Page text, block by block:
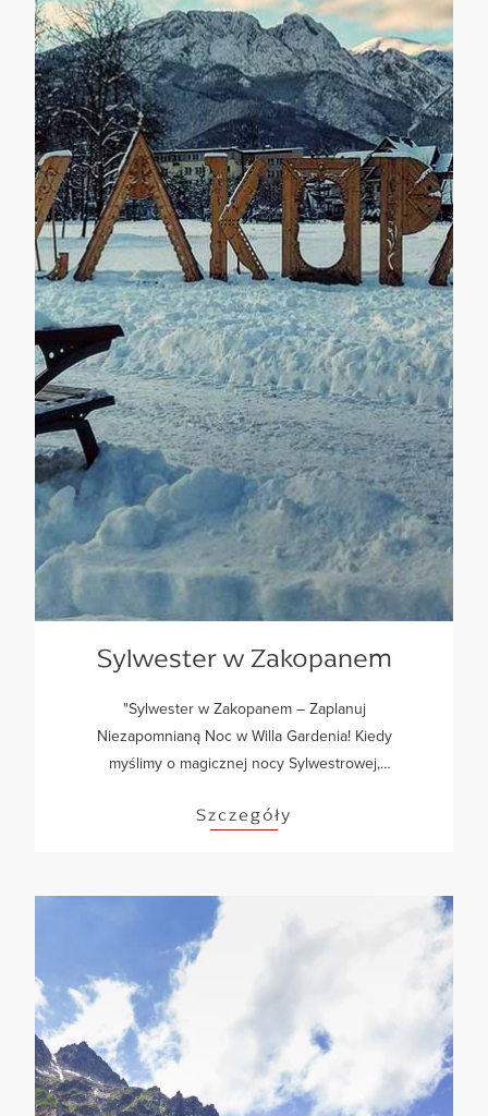
Sylwester w Zakopanem
"Sylwester w Zakopanem – Zaplanuj
Niezapomnianą Noc w Willa Gardenia! Kiedy
myślimy o magicznej nocy Sylwestrowej,
przychodzi nam na myśl. To malownicze miasto w
Szczegóły